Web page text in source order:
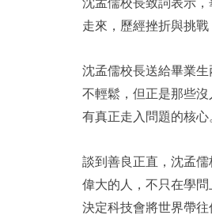
沈孟儒校長致詞表示
走來，歷經挫折與挑
沈孟儒校長送給畢業
不輕鬆，但正是那些
有真正走入問題的核
談到善良正直，沈孟
偉大的人，不只在學
決定科技會將世界帶